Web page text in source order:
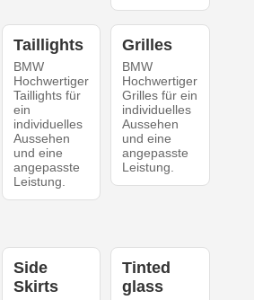
Taillights
BMW
Hochwertiger
Taillights für
ein
individuelles
Aussehen
und eine
angepasste
Leistung.
Grilles
BMW
Hochwertiger
Grilles für ein
individuelles
Aussehen
und eine
angepasste
Leistung.
Side
Skirts
Tinted
glass